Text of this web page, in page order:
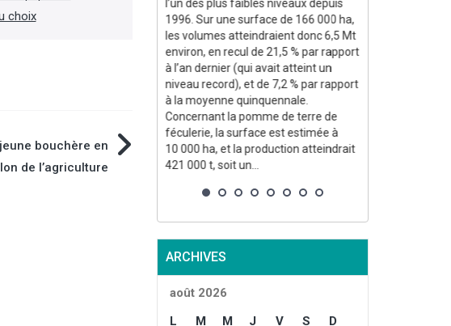
choix
bouchère en
de l’agriculture
croissance en 2025, de
suite dans l'Agra Fil)
l’un des plus faibles niveaux depuis
1996. Sur une surface de 166 000 ha,
les volumes atteindraient donc 6,5 Mt
environ, en recul de 21,5 % par rapport
à l’an dernier (qui avait atteint un
niveau record), et de 7,2 % par rapport
à la moyenne quinquennale.
Concernant la pomme de terre de
féculerie, la surface est estimée à
10 000 ha, et la production atteindrait
421 000 t, soit un...
ARCHIVES
août 2026
L
M M J V S
D